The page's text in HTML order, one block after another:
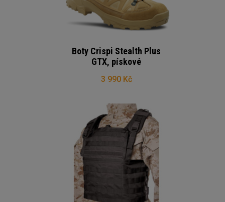
Boty Crispi Stealth Plus
GTX, pískové
3 990 Kč